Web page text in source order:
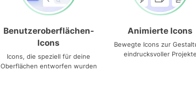
Benutzeroberflächen-
Icons
Icons, die speziell für deine
Oberflächen entworfen wurden
Animierte Icons
Bewegte Icons zur
eindrucksvoller Projekte